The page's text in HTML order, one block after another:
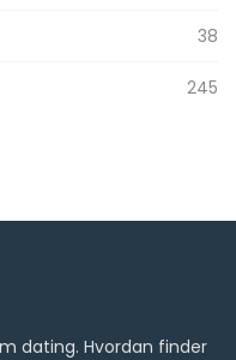
38
245
dating. Hvordan finder